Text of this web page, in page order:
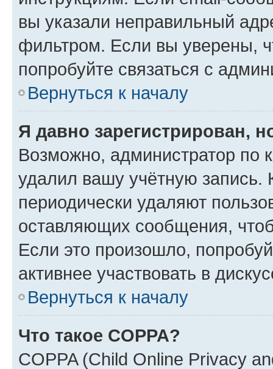
вы указали неправильный
фильтром. Если вы уверены,
попробуйте связаться с
Вернуться к началу
Я давно зарегистрирован,
Возможно, администратор по
удалил вашу учётную запись.
периодически удаляют
оставляющих сообщения,
Если это произошло,
активнее участвовать в
Вернуться к началу
Что такое COPPA?
COPPA (Child Online Privacy